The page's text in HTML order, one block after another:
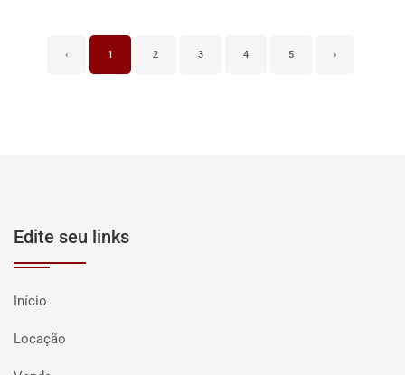
‹ 1 2 3 4 5 ›
Edite seu links
Início
Locação